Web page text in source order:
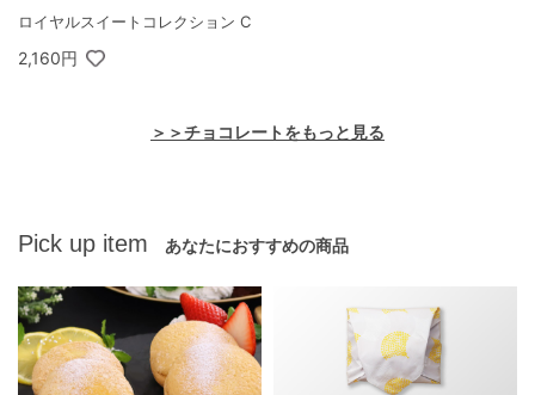
ロイヤルスイートコレクション C
2,160円
＞＞チョコレートをもっと見る
Pick up item あなたにおすすめの商品